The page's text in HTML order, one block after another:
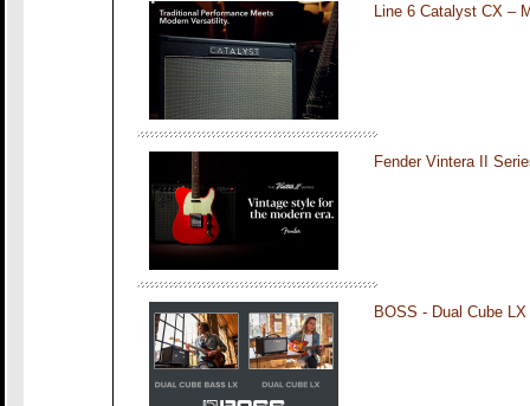
Line 6 Catalyst CX –
Fender Vintera II
BOSS - Dual Cube